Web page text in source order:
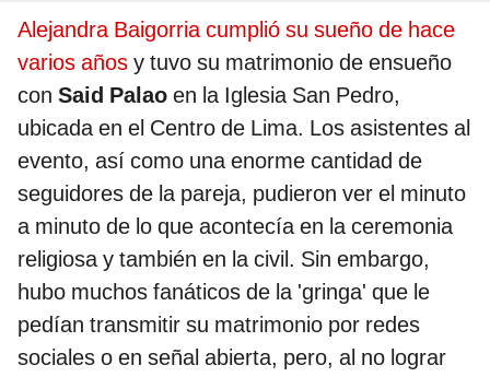
Alejandra Baigorria cumplió su sueño de hace
varios años y tuvo su matrimonio de ensueño
con Said Palao en la Iglesia San Pedro,
ubicada en el Centro de Lima. Los asistentes al
evento, así como una enorme cantidad de
seguidores de la pareja, pudieron ver el minuto
a minuto de lo que acontecía en la ceremonia
religiosa y también en la civil. Sin embargo,
hubo muchos fanáticos de la 'gringa' que le
pedían transmitir su matrimonio por redes
sociales o en señal abierta, pero, al no lograr